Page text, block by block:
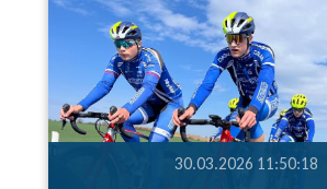
30.03.2026 11:50:18